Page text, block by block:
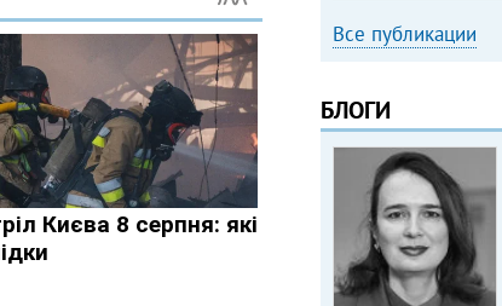
Все публикации
БЛОГИ